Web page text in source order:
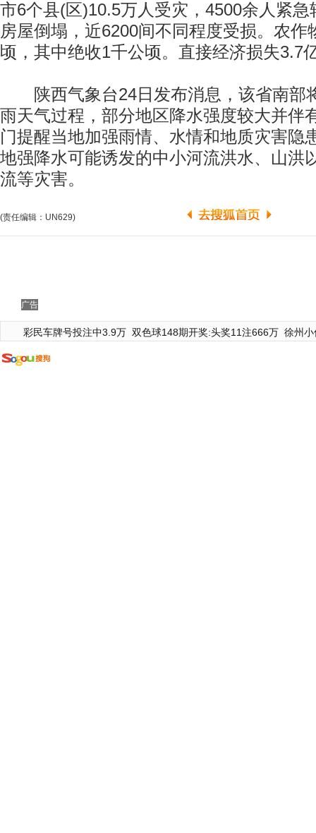
市6个县(区)10.5万人受灾，4500余人紧
房屋倒塌，近6200间不同程度受损。农作
顷，其中绝收1千公顷。直接经济损失3.7
陕西气象台24日发布消息，该省南部
雨天气过程，部分地区降水强度较大并伴
门提醒当地加强雨情、水情和地质灾害隐
地强降水可能诱发的中小河流洪水、山洪
流等灾害。
(责任编辑：UN629)
广告
彩民车牌号投注中3.9万 双色球148期开奖:头奖11注666万 徐州